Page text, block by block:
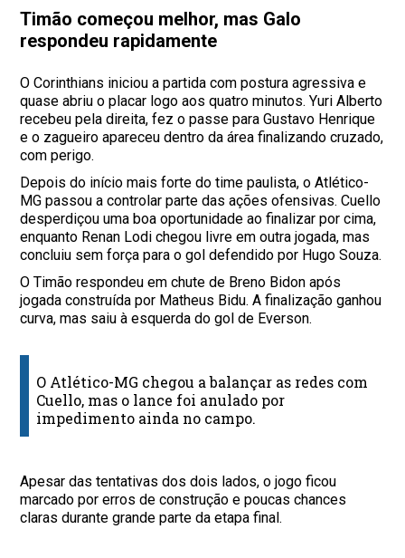
Timão começou melhor, mas Galo
respondeu rapidamente
O Corinthians iniciou a partida com postura agressiva e
quase abriu o placar logo aos quatro minutos. Yuri Alberto
recebeu pela direita, fez o passe para Gustavo Henrique
e o zagueiro apareceu dentro da área finalizando cruzado,
com perigo.
Depois do início mais forte do time paulista, o Atlético-
MG passou a controlar parte das ações ofensivas. Cuello
desperdiçou uma boa oportunidade ao finalizar por cima,
enquanto Renan Lodi chegou livre em outra jogada, mas
concluiu sem força para o gol defendido por Hugo Souza.
O Timão respondeu em chute de Breno Bidon após
jogada construída por Matheus Bidu. A finalização ganhou
curva, mas saiu à esquerda do gol de Everson.
O Atlético-MG chegou a balançar as redes com
Cuello, mas o lance foi anulado por
impedimento ainda no campo.
Apesar das tentativas dos dois lados, o jogo ficou
marcado por erros de construção e poucas chances
claras durante grande parte da etapa final.